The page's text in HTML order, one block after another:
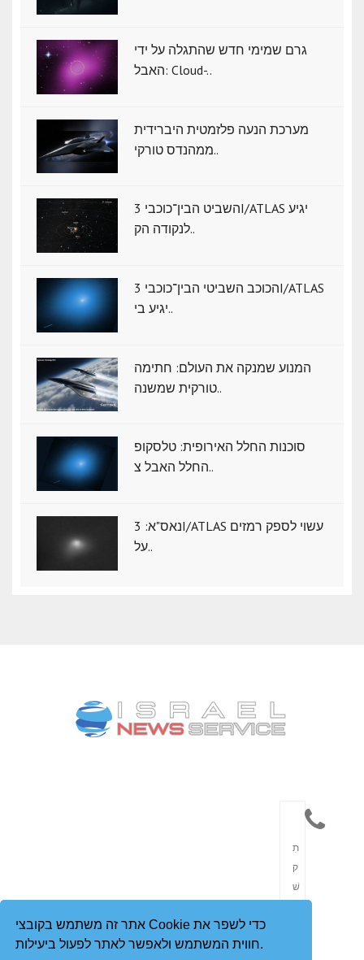
אתר זה משתמש בקובצי Cookie כדי לשפר את
חווית המשתמש ולאפשר לאתר לפעול ביעילות.
גרם שמימי חדש שהתגלה על ידי
האבל: Cloud-..
מערכת הנעה פלזמטית היברידית
ממהנדס טורקי..
השביט הבין־כוכבי 3I/ATLAS יגיע
לנקודה הק..
הכוכב השביטי הבין־כוכבי 3I/ATLAS
יגיע בי..
המנוע שמנקה את העולם: חתימה
טורקית שמשנה..
סוכנות החלל האירופית: טלסקופ
החלל האבל צ..
נאס"א: ‏3I/ATLAS עשוי לספק רמזים
על..
תִ
ק
שׁ